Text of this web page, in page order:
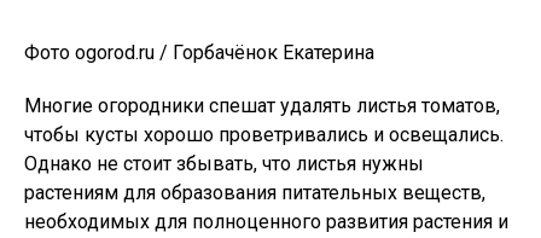
Фото ogorod.ru / Горбачёнок Екатерина
Многие огородники спешат удалять листья томатов,
чтобы кусты хорошо проветривались и освещались.
Однако не стоит збывать, что листья нужны
растениям для образования питательных веществ,
необходимых для полноценного развития растения и